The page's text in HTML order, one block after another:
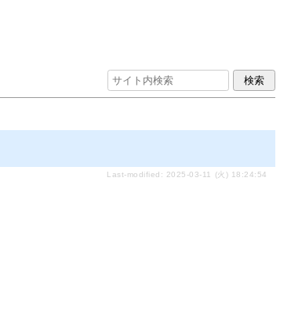
Last-modified: 2025-03-11 (火) 18:24:54